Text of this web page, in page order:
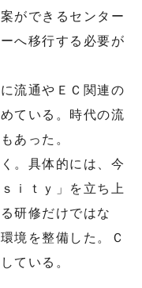
ができるセンター
へ移行する必要が
流通やＥＣ関連の
ている。時代の流
あった。
。具体的には、今
ｉｔｙ」を立ち上
研修だけではな
境を整備した。Ｃ
ている。